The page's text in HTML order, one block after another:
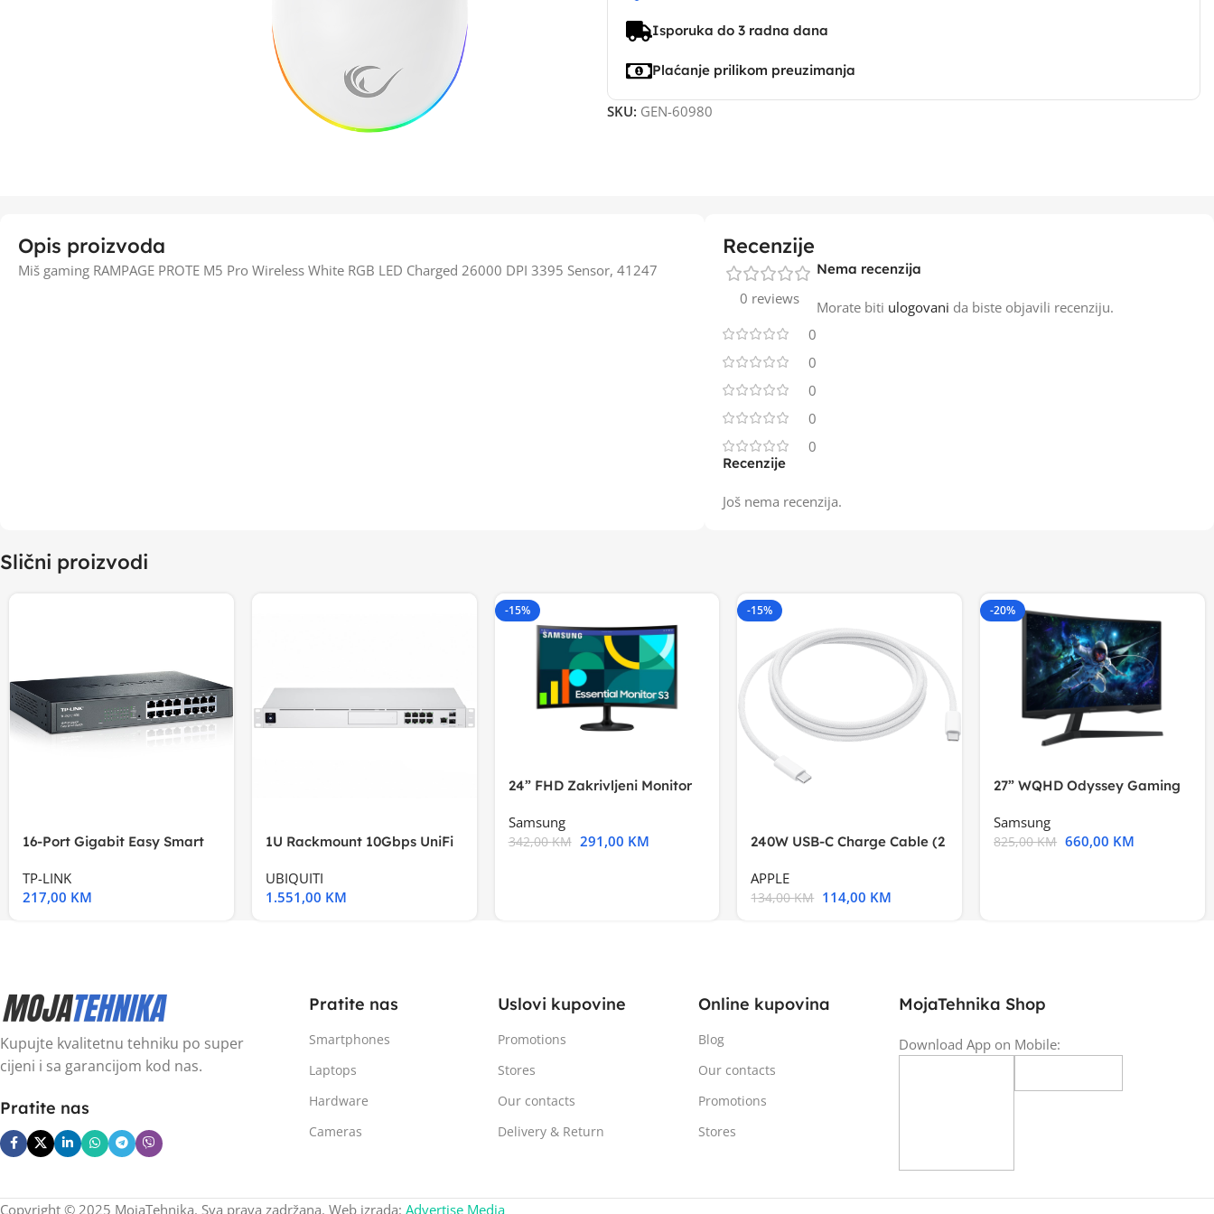
Isporuka do 3 radna dana
Plaćanje prilikom preuzimanja
SKU: GEN-60980
Opis proizvoda
Miš gaming RAMPAGE PROTE M5 Pro Wireless White RGB LED Charged 26000 DPI 3395 Sensor, 41247
Recenzije
0 reviews
0
0
0
0
0
Recenzije
Još nema recenzija.
Nema recenzija
Morate biti ulogovani da biste objavili recenziju.
Slični proizvodi
16-Port Gigabit Easy Smart
TP-LINK
217,00 KM
1U Rackmount 10Gbps UniFi
UBIQUITI
1.551,00 KM
-15%
24” FHD Zakrivljeni Monitor
Samsung
342,00KM 291,00 KM
-15%
240W USB-C Charge Cable (2
APPLE
134,00KM 114,00 KM
-20%
27” WQHD Odyssey Gaming
Samsung
825,00KM 660,00 KM
Kupujte kvalitetnu tehniku po super
cijeni i sa garancijom kod nas.
Pratite nas
Pratite nas
Smartphones
Laptops
Hardware
Cameras
Uslovi kupovine
Promotions
Stores
Our contacts
Delivery & Return
Online kupovina
Blog
Our contacts
Promotions
Stores
MojaTehnika Shop
Download App on Mobile:
Copyright © 2025 MojaTehnika. Sva prava zadržana. Web izrada: Advertise Media